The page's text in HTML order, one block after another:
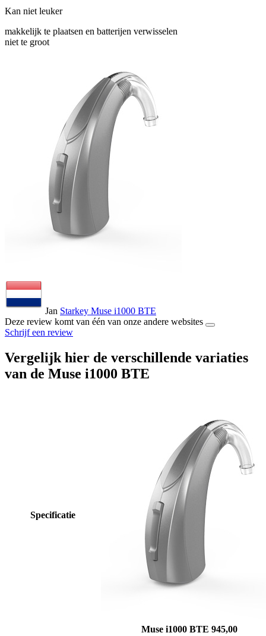
Kan niet leuker
makkelijk te plaatsen en batterijen verwisselen
niet te groot
Jan Starkey Muse i1000 BTE
Deze review komt van één van onze andere websites
Schrijf een review
Vergelijk hier de verschillende variaties
van de Muse i1000 BTE
Specificatie
Muse i1000 BTE 945,00